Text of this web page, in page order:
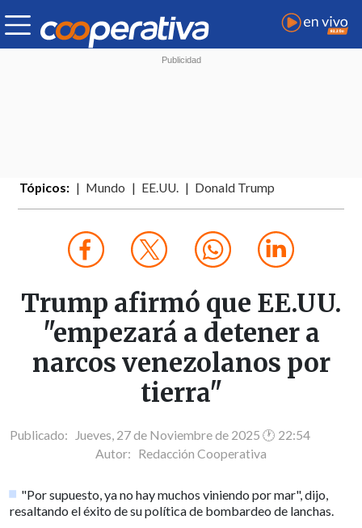
Tópicos: Mundo EE.UU. Donald Trump
Trump afirmó que EE.UU.
"empezará a detener a
narcos venezolanos por
tierra"
Publicado: Jueves, 27 de Noviembre de 2025 🕐 22:54
Autor: Redacción Cooperativa
"Por supuesto, ya no hay muchos viniendo por mar", dijo,
resaltando el éxito de su política de bombardeo de lanchas.